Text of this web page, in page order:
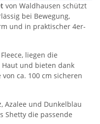
von Waldhausen schützt
bei Bewegung,
und in praktischer 4er-
liegen die
und bieten dank
ca. 100 cm sicheren
Azalee und Dunkelblau
Shetty die passende